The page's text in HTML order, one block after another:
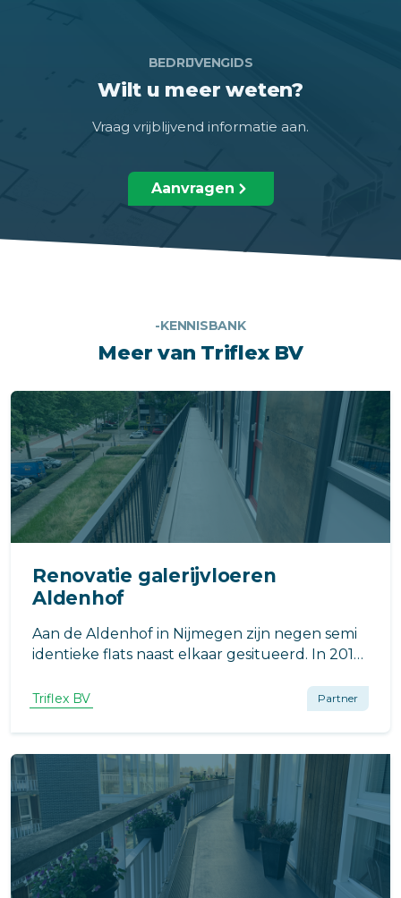
BEDRIJVENGIDS
Wilt u meer weten?
Vraag vrijblijvend informatie aan.
Aanvragen
-KENNISBANK
Meer van Triflex BV
Renovatie galerijvloeren
Aldenhof
Aan de Aldenhof in Nijmegen zijn negen semi
identieke flats naast elkaar gesitueerd. In 2015
deze flats af te werken met een andere
afwerking dan het geadviseerde Triflex
systeem.
Triflex BV Partner